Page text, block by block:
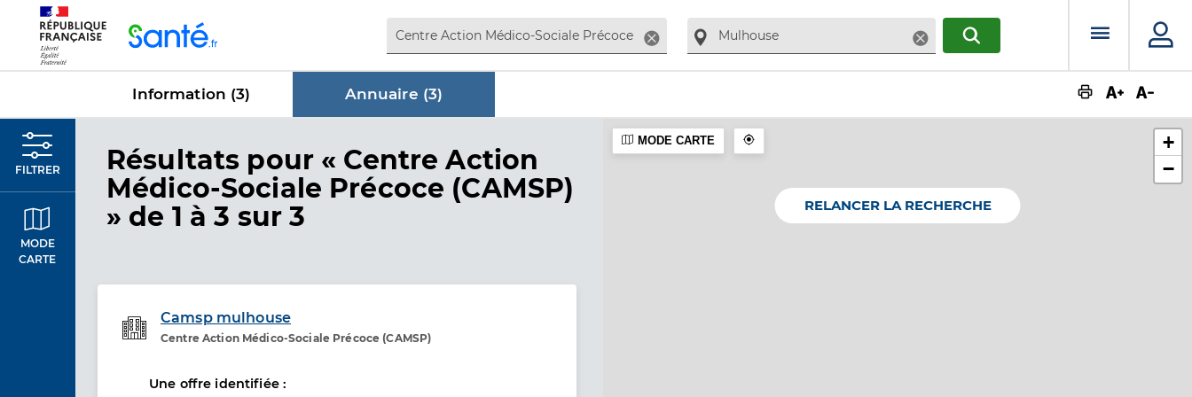
Supprimer SupprimerRECHERCHERMenu
Information (3) Annuaire (3)
FILTRER
MODE
CARTE
Résultats dans Annuaire
pour « Centre Action
Médico-Sociale Précoce (CAMSP)
» de 1 à 3 sur 3
Camsp mulhouse
Centre Action Médico-Sociale Précoce (CAMSP)
Etablissement de soins
Une offre identifiée :
+
−
MODE CARTE
RELANCER LA RECHERCHE
Panneau de gestion des cookies